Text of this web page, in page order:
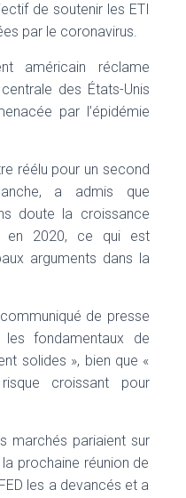
de soutenir les ETI
par le coronavirus.
américain réclame
des États-Unis
par l’épidémie
réélu pour un second
a admis que
doute la croissance
en 2020, ce qui est
arguments dans la
de presse
fondamentaux de
solides », bien que «
croissant pour
marchés pariaient sur
prochaine réunion de
les a devancés et a